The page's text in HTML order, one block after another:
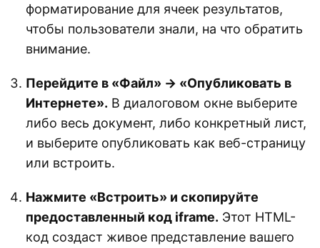
форматирование для ячеек результатов,
чтобы пользователи знали, на что обратить
внимание.
Перейдите в «Файл» → «Опубликовать в
Интернете». В диалоговом окне выберите
либо весь документ, либо конкретный лист,
и выберите опубликовать как веб-страницу
или встроить.
Нажмите «Встроить» и скопируйте
предоставленный код iframe. Этот HTML-
код создаст живое представление вашего